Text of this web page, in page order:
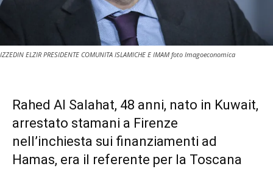
IZZEDIN ELZIR PRESIDENTE COMUNITA ISLAMICHE E IMAM foto Imagoeconomica
Rahed Al Salahat, 48 anni, nato in Kuwait,
arrestato stamani a Firenze
nell’inchiesta sui finanziamenti ad
Hamas, era il referente per la Toscana